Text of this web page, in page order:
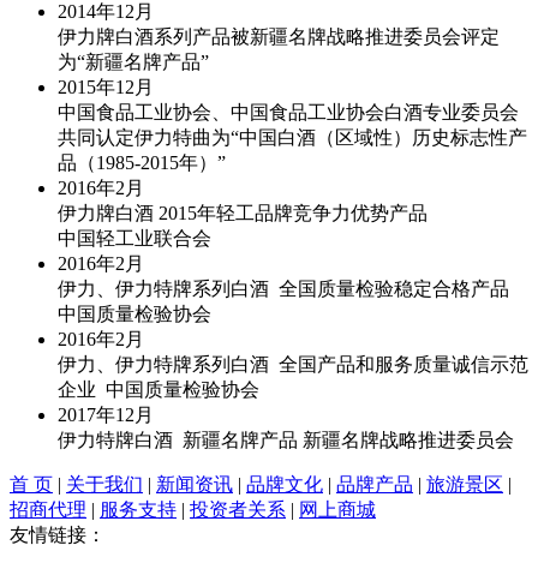
2014年12月
伊力牌白酒系列产品被新疆名牌战略推进委员会评定
为“新疆名牌产品”
2015年12月
中国食品工业协会、中国食品工业协会白酒专业委员会
共同认定伊力特曲为“中国白酒（区域性）历史标志性产
品（1985-2015年）”
2016年2月
伊力牌白酒 2015年轻工品牌竞争力优势产品
中国轻工业联合会
2016年2月
伊力、伊力特牌系列白酒 全国质量检验稳定合格产品
中国质量检验协会
2016年2月
伊力、伊力特牌系列白酒 全国产品和服务质量诚信示范
企业 中国质量检验协会
2017年12月
伊力特牌白酒 新疆名牌产品 新疆名牌战略推进委员会
首 页 | 关于我们 | 新闻资讯 | 品牌文化 | 品牌产品 | 旅游景区 |
招商代理 | 服务支持 | 投资者关系 | 网上商城
友情链接：